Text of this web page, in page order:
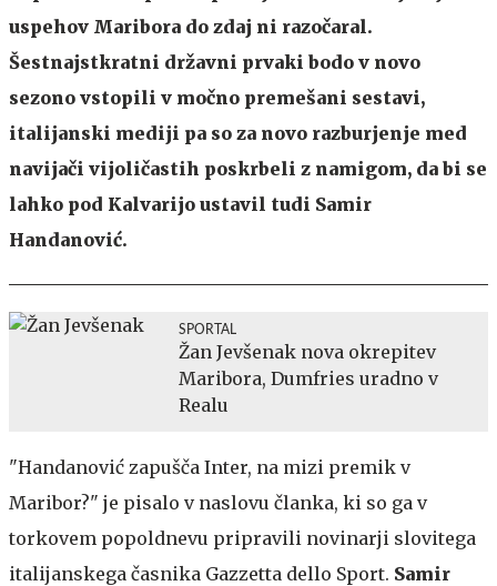
uspehov Maribora do zdaj ni razočaral.
Šestnajstkratni državni prvaki bodo v novo
sezono vstopili v močno premešani sestavi,
italijanski mediji pa so za novo razburjenje med
navijači vijoličastih poskrbeli z namigom, da bi se
lahko pod Kalvarijo ustavil tudi Samir
Handanović.
SPORTAL
Žan Jevšenak nova okrepitev
Maribora, Dumfries uradno v
Realu
"Handanović zapušča Inter, na mizi premik v
Maribor?" je pisalo v naslovu članka, ki so ga v
torkovem popoldnevu pripravili novinarji slovitega
italijanskega časnika Gazzetta dello Sport. Samir